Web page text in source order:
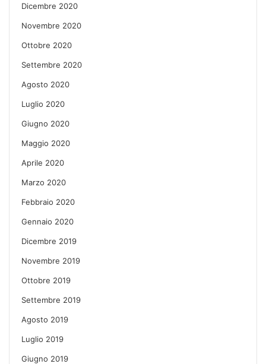
Dicembre 2020
Novembre 2020
Ottobre 2020
Settembre 2020
Agosto 2020
Luglio 2020
Giugno 2020
Maggio 2020
Aprile 2020
Marzo 2020
Febbraio 2020
Gennaio 2020
Dicembre 2019
Novembre 2019
Ottobre 2019
Settembre 2019
Agosto 2019
Luglio 2019
Giugno 2019